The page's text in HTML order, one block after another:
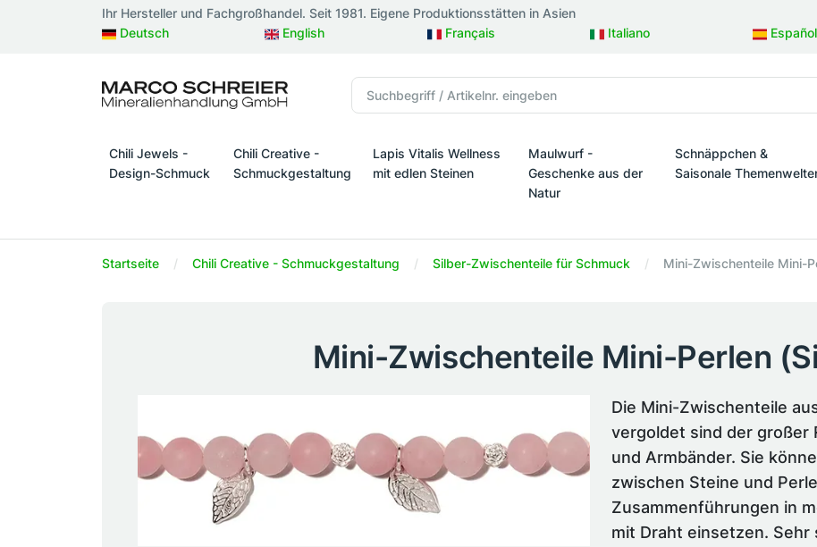
Ihr Hersteller und Fachgroßhandel. Seit 1981. Eigene Produktionsstätten in Asien
Deutsch
English Français Italiano Español
Chili Jewels -
Design-Schmuck
Chili Creative -
Schmuckgestaltung
Lapis Vitalis Wellness
mit edlen Steinen
Maulwurf -
Geschenke aus der
Natur
Schnäppchen &
Saisonale
Startseite Chili Creative - Schmuckgestaltung Silber-Zwischenteile für Schmuck Mini-Zwischenteile Mini-
Mini-Zwischenteile Mini-Perlen
Die Mini-Zwischenteile
vergoldet sind der großer
und Armbänder. Sie
zwischen Steine und
Zusammenführungen in
mit Draht einsetzen. Sehr